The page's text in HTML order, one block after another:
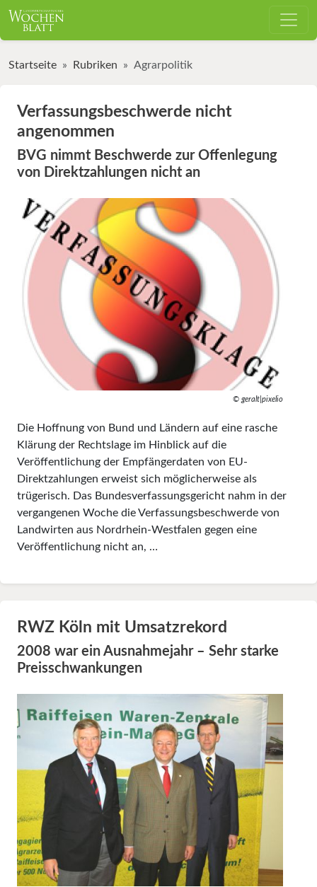
Startseite Rubriken Agrarpolitik
Verfassungsbeschwerde nicht
angenommen
BVG nimmt Beschwerde zur Offenlegung
von Direktzahlungen nicht an
© geralt|pixelio
Die Hoffnung von Bund und Ländern auf eine rasche
Klärung der Rechtslage im Hinblick auf die
Veröffentlichung der Empfängerdaten von EU-
Direktzahlungen erweist sich möglicherweise als
trügerisch. Das Bundesverfassungsgericht nahm in der
vergangenen Woche die Verfassungsbeschwerde von
Landwirten aus Nordrhein-Westfalen gegen eine
Veröffentlichung nicht an, …
RWZ Köln mit Umsatzrekord
2008 war ein Ausnahmejahr – Sehr starke
Preisschwankungen